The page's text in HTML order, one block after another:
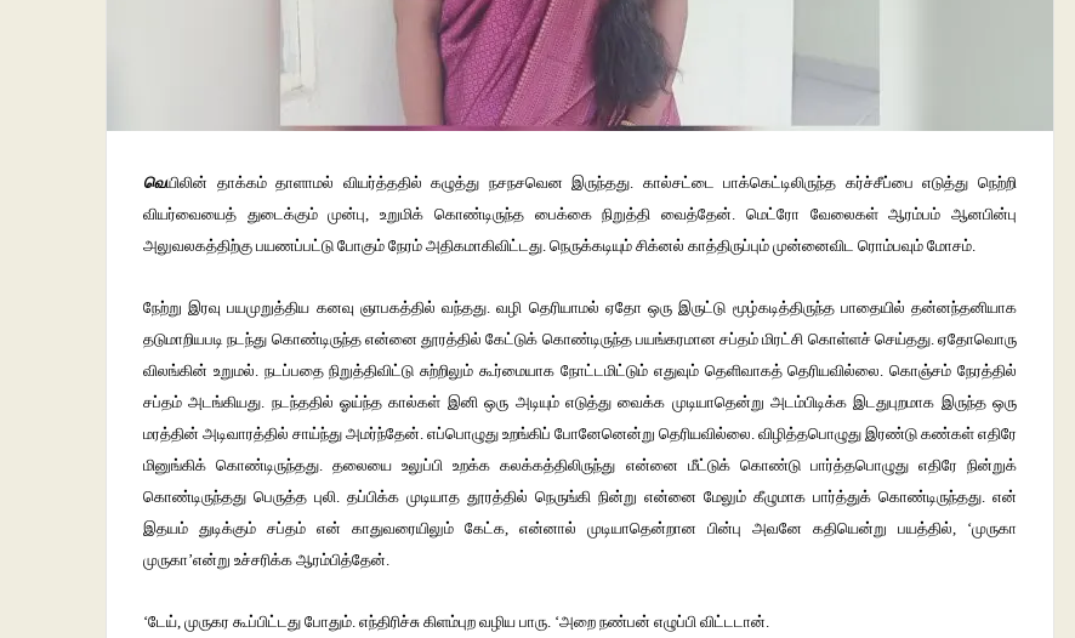
வெயிலின் தாக்கம் தாளாமல் வியர்த்ததில் கழுத்து நசநசவென இருந்தது கால்சட்டை பாக்கெட்டிலிருந்த கர்ச்சீப்பை எடுத்து நெற்றி
வியர்வையைத் துடைக்கும் முன்பு ,உறுமிக் கொண்டிருந்த பைக்கை நிறுத்தி வைத்தேன் மெட்ரோ வேலைகள் ஆரம்பம்
ஆனபின்பு
அலுவலகத்திற்கு பயணப்பட்டு போகும் நேரம் அதிகமாகிவிட்டது நெருக்கடியும் சிக்னல் காத்திருப்பும் முன்னைவிட ரொம்பவும் மோசம்
நேற்று இரவு பயமுறுத்திய கனவு ஞாபகத்தில் வந்தது .வழி தெரியாமல் ஏதோ ஒரு இருட்டு மூழ்கடித்திருந்த பாதையில் தன்னந்தனியாக
தடுமாறியபடி நடந்து கொண்டிருந்த என்னை தூரத்தில் கேட்டுக் கொண்டிருந்த பயங்கரமான சப்தம் மிரட்சி கொள்ளச் செய்தது. ஏதோவொரு
விலங்கின் உறுமல் நடப்பதை நிறுத்திவிட்டு சுற்றிலும் கூர்மையாக நோட்டமிட்டும் எதுவும் தெளிவாகத் தெரியவில்லை .கொஞ்சம் நேரத்தில்
சப்தம் அடங்கியது நடந்ததில் ஓய்ந்த கால்கள் இனி ஒரு அடியும் எடுத்து வைக்க முடியாதென்று அடம்பிடிக்க இடதுபுறமாக இருந்த ஒரு
மரத்தின் அடிவாரத்தில் சாய்ந்து அமர்ந்தேன் எப்பொழுது உறங்கிப் போனேனென்று தெரியவில்லை விழித்தபொழுது இரண்டு கண்கள் எதிரே
மினுங்கிக் கொண்டிருந்தது .தலையை உலுப்பி உறக்க கலக்கத்திலிருந்து என்னை மீட்டுக் கொண்டு பார்த்தபொழுது எதிரே
நின்றுக்
கொண்டிருந்தது பெருத்த புலி தப்பிக்க முடியாத தூரத்தில் நெருங்கி நின்று என்னை மேலும் கீழுமாக பார்த்துக் கொண்டிருந்தது என்
இதயம் துடிக்கும் சப்தம் என் காதுவரையிலும் கேட்க என்னால் முடியாதென்றான பின்பு அவனே கதியென்று பயத்தில் , ‘முருகா
முருகா’என்று உச்சரிக்க ஆரம்பித்தேன்
‘டேய் முருகர கூப்பிட்டது போதும் எந்திரிச்சு கிளம்புற வழிய பாரு . ‘அறை நண்பன் எழுப்பி விட்டடான்